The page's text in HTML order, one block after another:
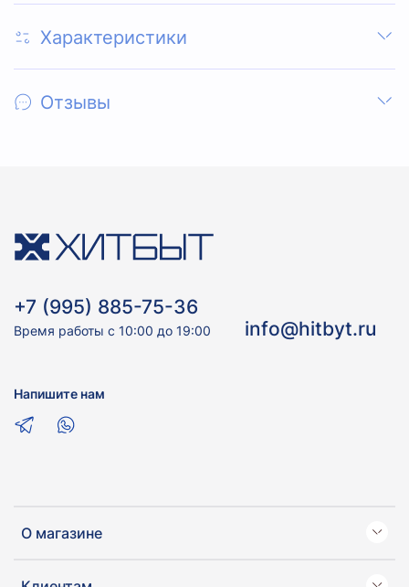
Характеристики
Отзывы
О магазине
+7 (995) 885-75-36
Время работы с 10:00 до 19:00 info@hitbyt.ru
Напишите нам